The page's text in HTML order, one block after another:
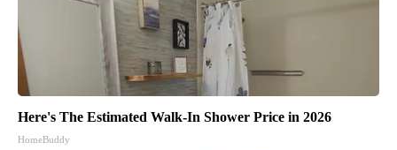
Here's The Estimated Walk-In Shower Price in 2026
HomeBuddy